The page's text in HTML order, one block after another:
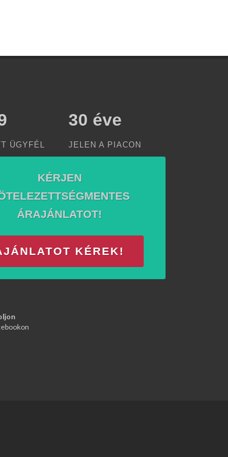
ÜGYFÉL
30 éve
JELEN A PIACON
KÉRJEN
ÁRAJÁNLATOT!
KÉREK!